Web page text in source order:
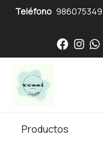
Teléfono 986075349
Productos